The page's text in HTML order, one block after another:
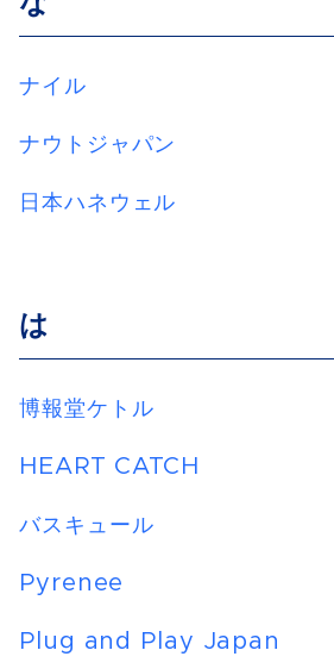
ナイル
ナウトジャパン
日本ハネウェル
は
博報堂ケトル
HEART CATCH
バスキュール
Pyrenee
Plug and Play Japan